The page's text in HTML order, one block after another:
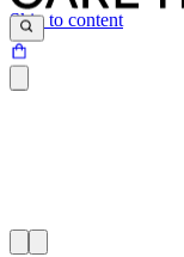
Skip to content